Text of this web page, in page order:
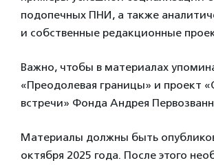
подопечных ПНИ, а также
и собственные редакционные
Важно, чтобы в материалах
«Преодолевая границы» и проект
встречи» Фонда Андрея
Материалы должны быть
октября 2025 года. После этого